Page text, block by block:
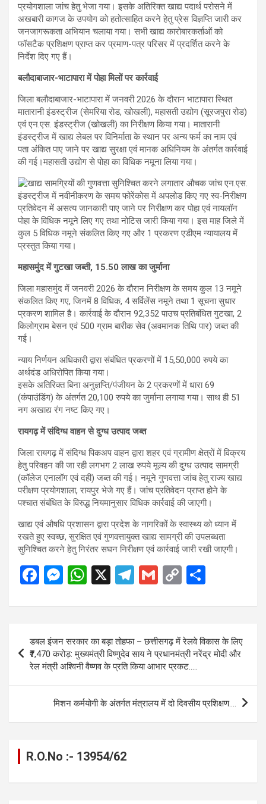
प्रयोगशाला जांच हेतु भेजा गया। इसके अतिरिक्त खाद्य पदार्थ परोसने में
अखबारी कागज के उपयोग को हतोत्साहित करने हेतु प्रेस विज्ञप्ति जारी कर
जनजागरूकता अभियान चलाया गया। सभी खाद्य कारोबारकर्ताओं को
फॉसटैक प्रशिक्षण प्राप्त कर प्रमाण-पत्र परिसर में प्रदर्शित करने के
निर्देश दिए गए हैं।
बलौदाबाजार-भाटापारा में पोहा मिलों पर कार्रवाई
जिला बलौदाबाजार-भाटापारा में जनवरी 2026 के दौरान भाटापारा स्थित
मातारानी इंडस्ट्रीज (सेमरिया रोड, खोखली), महासती उद्योग (सूरजपुरा रोड)
एवं एन.एस. इंडस्ट्रीज (खोखली) का निरीक्षण किया गया। मातारानी
इंडस्ट्रीज में खाद्य लेबल पर विनिर्माता के स्थान पर अन्य फर्म का नाम एवं
पता अंकित पाए जाने पर खाद्य सुरक्षा एवं मानक अधिनियम के अंतर्गत कार्रवाई
की गई।महासती उद्योग से पोहा का विधिक नमूना लिया गया।
एन.एस.
इंडस्ट्रीज में नवीनीकरण के समय फोरेंकोस में अपलोड किए गए स्व-निरीक्षण
प्रतिवेदन में असत्य जानकारी पाए जाने पर निरीक्षण कर पोहा एवं नायलॉन
पोहा के विधिक नमूने लिए गए तथा नोटिस जारी किया गया। इस माह जिले में
कुल 5 विधिक नमूने संकलित किए गए और 1 प्रकरण एडीएम न्यायालय में
प्रस्तुत किया गया।
महासमुंद में गुटखा जब्ती, 15.50 लाख का जुर्माना
जिला महासमुंद में जनवरी 2026 के दौरान निरीक्षण के समय कुल 13 नमूने
संकलित किए गए, जिनमें 8 विधिक, 4 सर्विलेंस नमूने तथा 1 सूचना सुधार
प्रकरण शामिल है। कार्रवाई के दौरान 92,352 पाउच प्रतिबंधित गुटखा, 2
किलोग्राम बेसन एवं 500 ग्राम बारीक सेव (अवमानक तिथि पार) जब्त की
गई।
न्याय निर्णयन अधिकारी द्वारा संबंधित प्रकरणों में 15,50,000 रुपये का
अर्थदंड अधिरोपित किया गया।
इसके अतिरिक्त बिना अनुज्ञप्ति/पंजीयन के 2 प्रकरणों में धारा 69
(कंपाउंडिंग) के अंतर्गत 20,100 रुपये का जुर्माना लगाया गया। साथ ही 51
नग अखाद्य रंग नष्ट किए गए।
रायगढ़ में संदिग्ध वाहन से दुग्ध उत्पाद जब्त
जिला रायगढ़ में संदिग्ध पिकअप वाहन द्वारा शहर एवं ग्रामीण क्षेत्रों में विक्रय
हेतु परिवहन की जा रही लगभग 2 लाख रुपये मूल्य की दुग्ध उत्पाद सामग्री
(कॉलेज एनालॉग एवं दही) जब्त की गई। नमूने गुणवत्ता जांच हेतु राज्य खाद्य
परीक्षण प्रयोगशाला, रायपुर भेजे गए हैं। जांच प्रतिवेदन प्राप्त होने के
पश्चात संबंधित के विरुद्ध नियमानुसार विधिक कार्रवाई की जाएगी।
खाद्य एवं औषधि प्रशासन द्वारा प्रदेश के नागरिकों के स्वास्थ्य को ध्यान में
रखते हुए स्वच्छ, सुरक्षित एवं गुणवत्तायुक्त खाद्य सामग्री की उपलब्धता
सुनिश्चित करने हेतु निरंतर सघन निरीक्षण एवं कार्रवाई जारी रखी जाएगी।
F
ce
o
o
k
M
se
g
er
W
at
A
p
p
X
T
e
a
m
G
ail
C
py
Li
n
k
ar
navigation
डबल इंजन सरकार का बड़ा तोहफा – छत्तीसगढ़ में रेलवे विकास के लिए
₹7,470 करोड़: मुख्यमंत्री विष्णुदेव साय ने प्रधानमंत्री नरेंद्र मोदी और
रेल मंत्री अश्विनी वैष्णव के प्रति किया आभार प्रकट…..
मिशन कर्मयोगी के अंतर्गत मंत्रालय में दो दिवसीय प्रशिक्षण….
R.O.No :- 13954/62